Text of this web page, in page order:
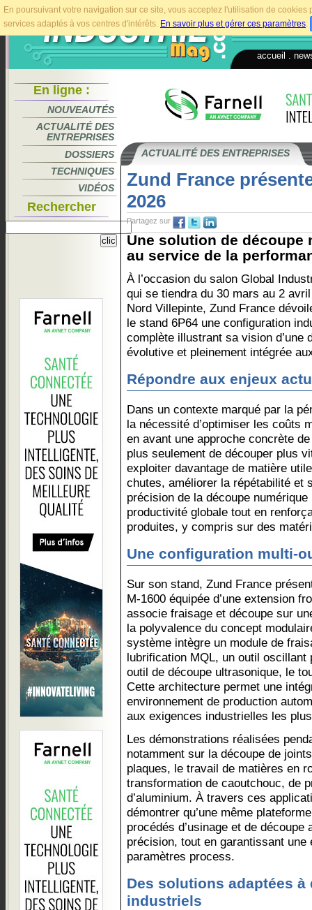
En poursuivant votre navigation sur ce site, vous acceptez l'utilisation de
services adaptés à vos centres d'intérêts. En savoir plus et gérer ces paramètres.
accueil
En ligne :
NOUVEAUTÉS
ACTUALITÉ DES
ENTREPRISES
DOSSIERS
TECHNIQUES
VIDÉOS
Rechercher
ACTUALITÉ DES ENTREPRISES
Zund France
2026
Partagez sur
Une solution de
au service de la
À l’occasion du salon Global
qui se tiendra du 30 mars au 2
Nord Villepinte, Zund France
le stand 6P64 une configuration
complète illustrant sa vision d’une
évolutive et pleinement intégrée
Répondre aux enjeux
Dans un contexte marqué par la
la nécessité d’optimiser les coûts
en avant une approche concrète de
plus seulement de découper plus
exploiter davantage de matière
chutes, améliorer la répétabilité et
précision de la découpe
productivité globale tout en
produites, y compris sur des
Une configuration multi-
Sur son stand, Zund France
M-1600 équipée d’une extension
associe fraisage et découpe sur
la polyvalence du concept
système intègre un module de
lubrification MQL, un outil oscillant
outil de découpe ultrasonique, le
Cette architecture permet une
environnement de production
aux exigences industrielles les
Les démonstrations réalisées
notamment sur la découpe de
plaques, le travail de matières en
transformation de caoutchouc, de
d’aluminium. À travers ces
démontrer qu’une même
procédés d’usinage et de découpe
précision, tout en garantissant
paramètres process.
Des solutions adaptées
industriels